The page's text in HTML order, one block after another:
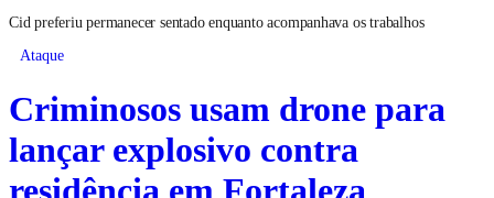
Cid preferiu permanecer sentado enquanto acompanhava os trabalhos
Ataque
Criminosos usam drone para
lançar explosivo contra
residência em Fortaleza